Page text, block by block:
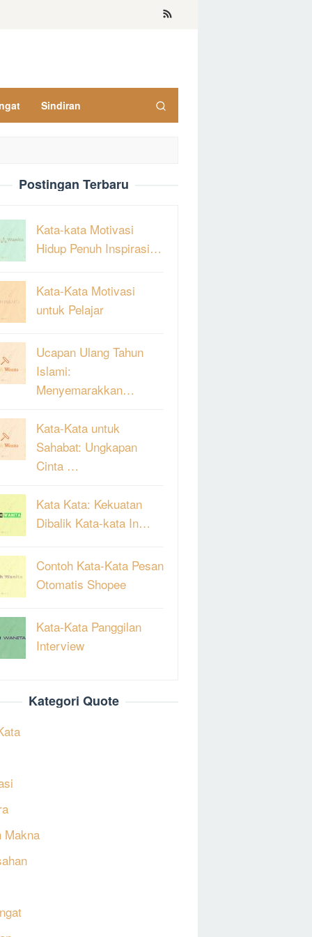
Sindiran
Postingan Terbaru
Kata-kata Motivasi
Hidup Penuh Inspirasi…
Kata-Kata Motivasi
untuk Pelajar
Ucapan Ulang Tahun
Islami:
Menyemarakkan…
Kata-Kata untuk
Sahabat: Ungkapan
Cinta …
Kata Kata: Kekuatan
Dibalik Kata-kata In…
Contoh Kata-Kata Pesan
Otomatis Shopee
Kata-Kata Panggilan
Interview
Kategori Quote
Makna